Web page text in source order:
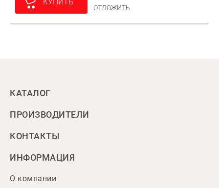
КУПИТЬ
ОТЛОЖИТЬ
КАТАЛОГ
ПРОИЗВОДИТЕЛИ
КОНТАКТЫ
ИНФОРМАЦИЯ
О компании